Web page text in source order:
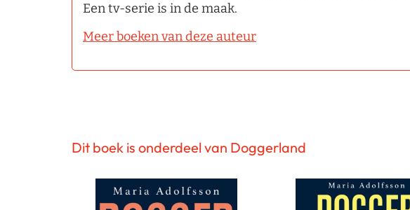
Een tv-serie is in de maak.
Meer boeken van deze auteur
Dit boek is onderdeel van Doggerland